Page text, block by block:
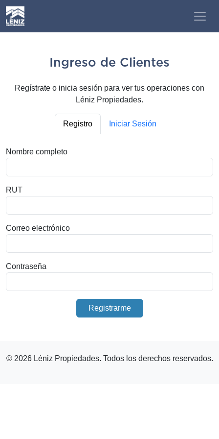
Ingreso de Clientes
Regístrate o inicia sesión para ver tus operaciones con
Léniz Propiedades.
Registro Iniciar Sesión
Nombre completo
RUT
Correo electrónico
Contraseña
Registrarme
© 2026 Léniz Propiedades. Todos los derechos reservados.